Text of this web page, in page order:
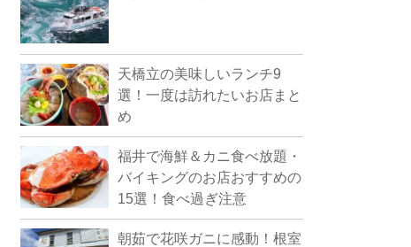
天橋立の美味しいランチ9
選！一度は訪れたいお店まと
め
福井で海鮮＆カニ食べ放題・
バイキングのお店おすすめの
15選！食べ過ぎ注意
朝茹で花咲ガニに感動！根室